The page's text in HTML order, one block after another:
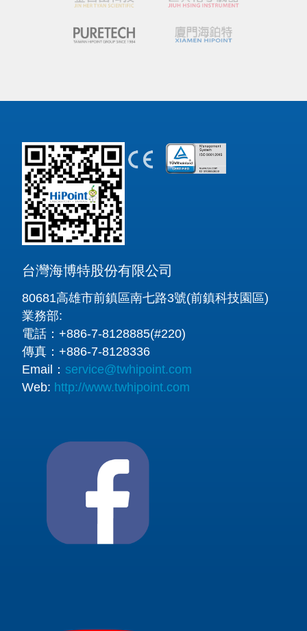
台灣海博特股份有限公司
80681高雄市前鎮區南七路3號(前鎮科技園區)
業務部:
電話： +886-7-8128885(#220)
傳真： +886-7-8128336
Email： service@twhipoint.com
Web: http://www.twhipoint.com